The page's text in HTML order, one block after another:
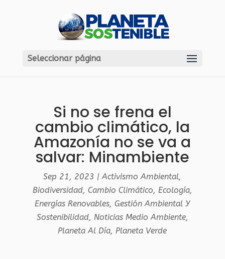
Seleccionar página
Si no se frena el
cambio climático, la
Amazonía no se va a
salvar: Minambiente
Sep 21, 2023 |Activismo Ambiental,
Biodiversidad, Cambio Climático, Ecología,
Energías Renovables,Gestión Ambiental Y
Sostenibilidad, Noticias Medio Ambiente,
Planeta Al Día,Planeta Verde